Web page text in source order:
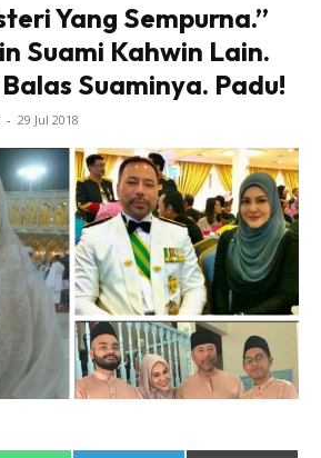
Yang Sempurna.”
Suami Kahwin Lain.
Suaminya. Padu!
- 29 Jul 2018